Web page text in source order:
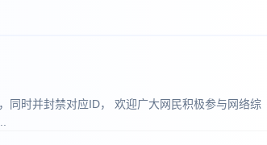
同时并封禁对应ID， 欢迎广大网民积极参与网络综